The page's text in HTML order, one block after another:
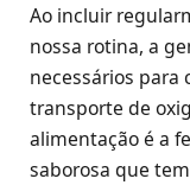
Ao incluir
nossa rotina, a
necessários
transporte de
alimentação é a
saborosa que